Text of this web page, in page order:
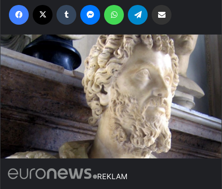
Facebook Tumblr MessengerWhatsApp
REKLAM